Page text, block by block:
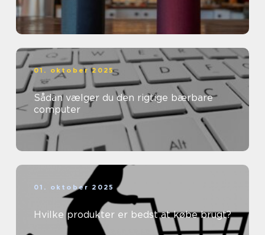
01. oktober 2025
Sådan vælger du den rigtige bærbare
computer
01. oktober 2025
Hvilke produkter er bedst at købe brugt?